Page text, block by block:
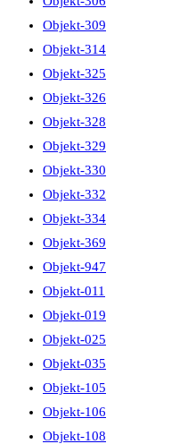
Objekt-309
Objekt-314
Objekt-325
Objekt-326
Objekt-328
Objekt-329
Objekt-330
Objekt-332
Objekt-334
Objekt-369
Objekt-947
Objekt-011
Objekt-019
Objekt-025
Objekt-035
Objekt-105
Objekt-106
Objekt-108